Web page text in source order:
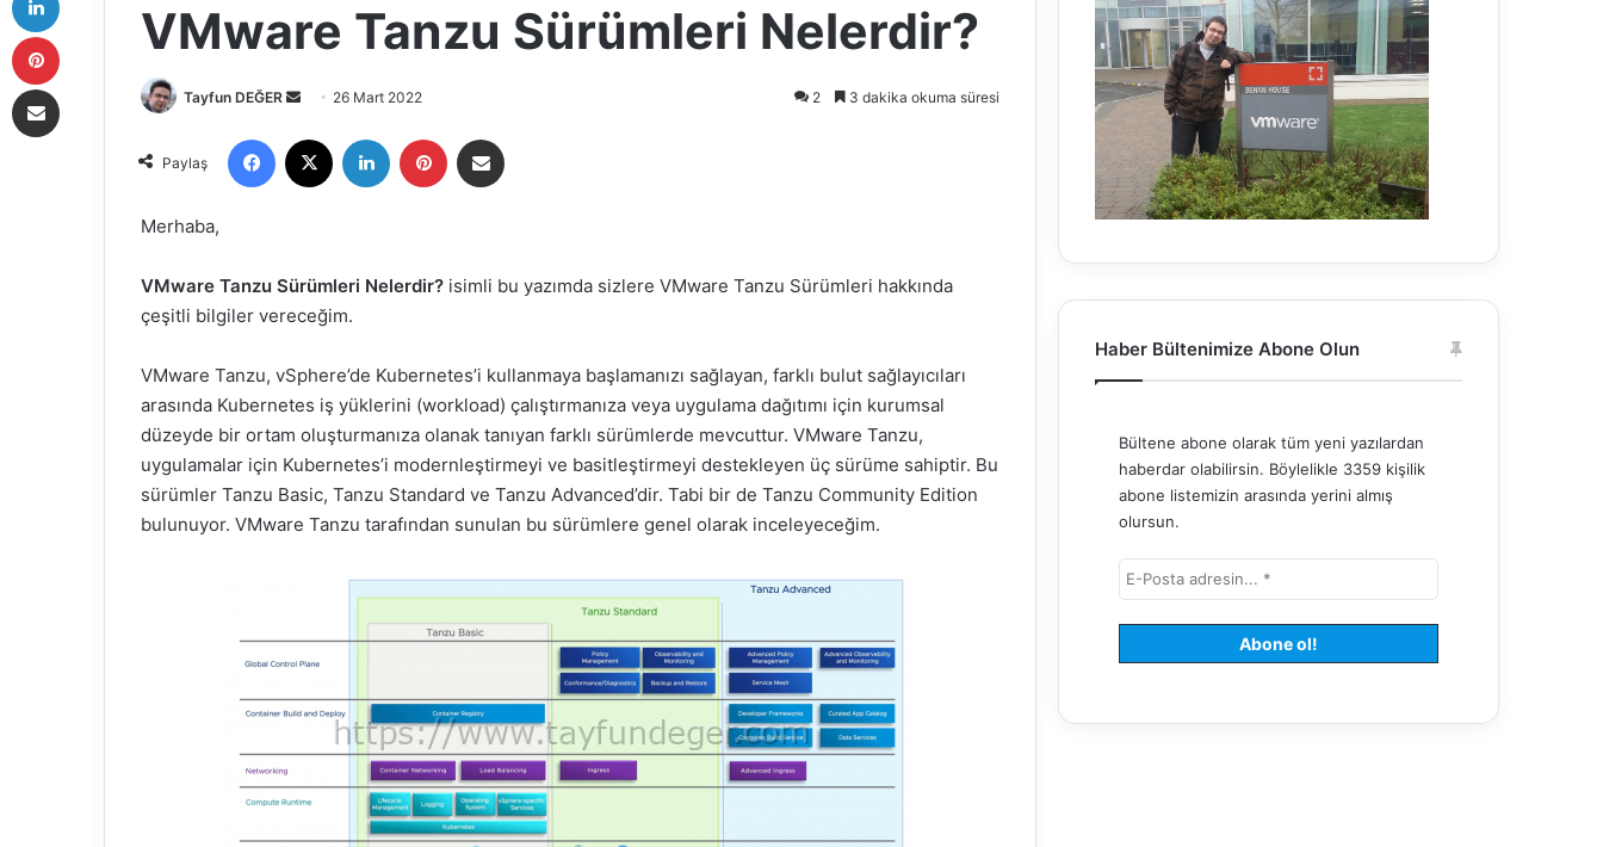
VMware Tanzu Sürümleri Nelerdir?
Tayfun DEĞER
r
e
s
t
g
ö
n
d
e
r
26 Mart 2022 2 3 dakika okuma süresi
Paylaş
Merhaba,
VMware Tanzu Sürümleri Nelerdir? isimli bu yazımda sizlere VMware Tanzu Sürümleri hakkında
çeşitli bilgiler vereceğim.
VMware Tanzu, vSphere’de Kubernetes’i kullanmaya başlamanızı sağlayan, farklı bulut sağlayıcıları
arasında Kubernetes iş yüklerini (workload) çalıştırmanıza veya uygulama dağıtımı için kurumsal
düzeyde bir ortam oluşturmanıza olanak tanıyan farklı sürümlerde mevcuttur. VMware Tanzu,
uygulamalar için Kubernetes’i modernleştirmeyi ve basitleştirmeyi destekleyen üç sürüme sahiptir. Bu
sürümler Tanzu Basic, Tanzu Standard ve Tanzu Advanced’dir. Tabi bir de Tanzu Community Edition
bulunuyor. VMware Tanzu tarafından sunulan bu sürümlere genel olarak inceleyeceğim.
Haber Bültenimize Abone Olun
Bültene abone olarak tüm yeni yazılardan
haberdar olabilirsin. Böylelikle 3359 kişilik
abone listemizin arasında yerini almış
olursun.